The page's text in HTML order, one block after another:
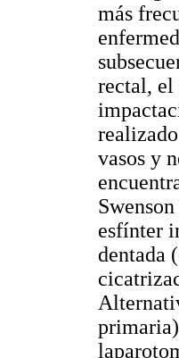
más
rectal, el
vasos y
esfínter
dentada